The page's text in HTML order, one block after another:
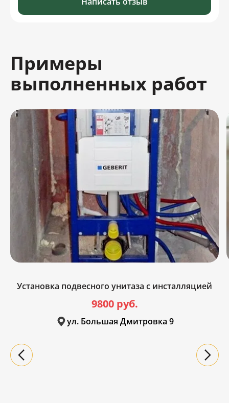
Примеры
выполненных работ
Установка подвесного унитаза с инсталляцией
9800 руб.
ул. Большая Дмитровка 9